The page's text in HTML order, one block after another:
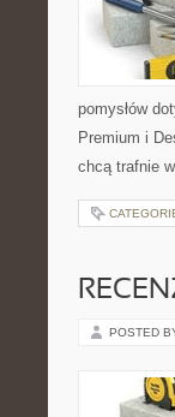
pomysłów
Premium i
chcą trafnie
POSTED